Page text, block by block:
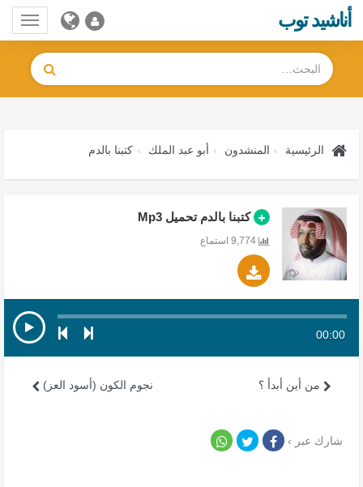
أناشيد توب
الرئيسية المنشدون أبو عبد الملك كتبنا بالدم
كتبنا بالدم تحميل Mp3
00:00
نجوم الكون (أسود العز) من أين أبدأ ؟
شارك عبر ›